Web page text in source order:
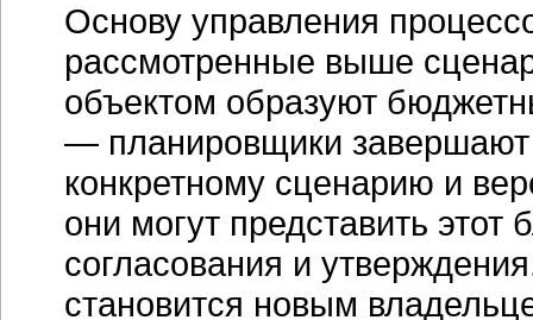
Основу управления
рассмотренные выше
объектом образуют
— планировщики
конкретному сценарию и
они могут представить
согласования и
становится новым